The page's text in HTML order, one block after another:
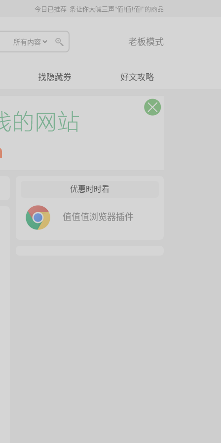
今日已推荐 条让你大喊三声"值!值!值!"的商品
老板模式
找隐藏券 好文攻略
优惠时时看
值值值浏览器插件